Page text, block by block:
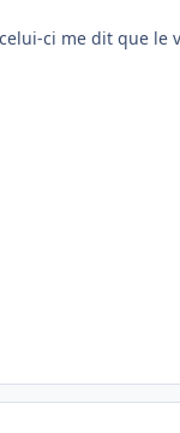
ci me dit que le